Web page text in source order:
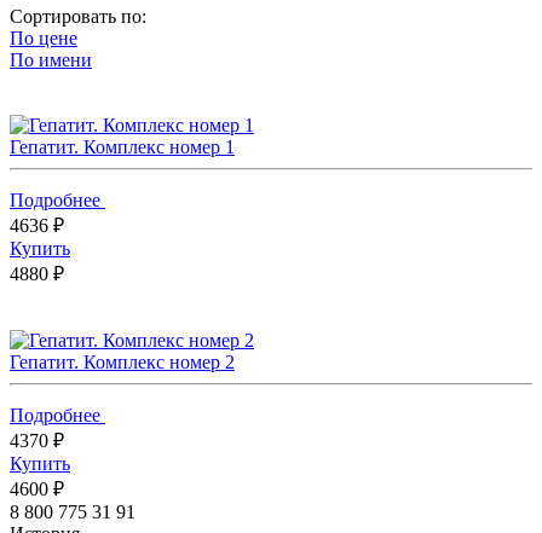
Сортировать по:
По цене
По имени
Гепатит. Комплекс номер 1
Подробнее
4636 ₽
Купить
4880 ₽
Гепатит. Комплекс номер 2
Подробнее
4370 ₽
Купить
4600 ₽
8 800 775 31 91